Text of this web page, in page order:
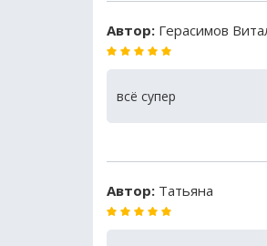
Автор: Герасимов
всё супер
Автор: Татьяна